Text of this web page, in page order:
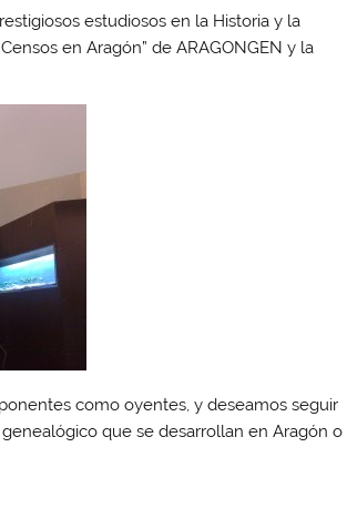
estudiosos en la Historia y la
en Aragón” de ARAGONGEN y la
como oyentes, y deseamos seguir
que se desarrollan en Aragón o